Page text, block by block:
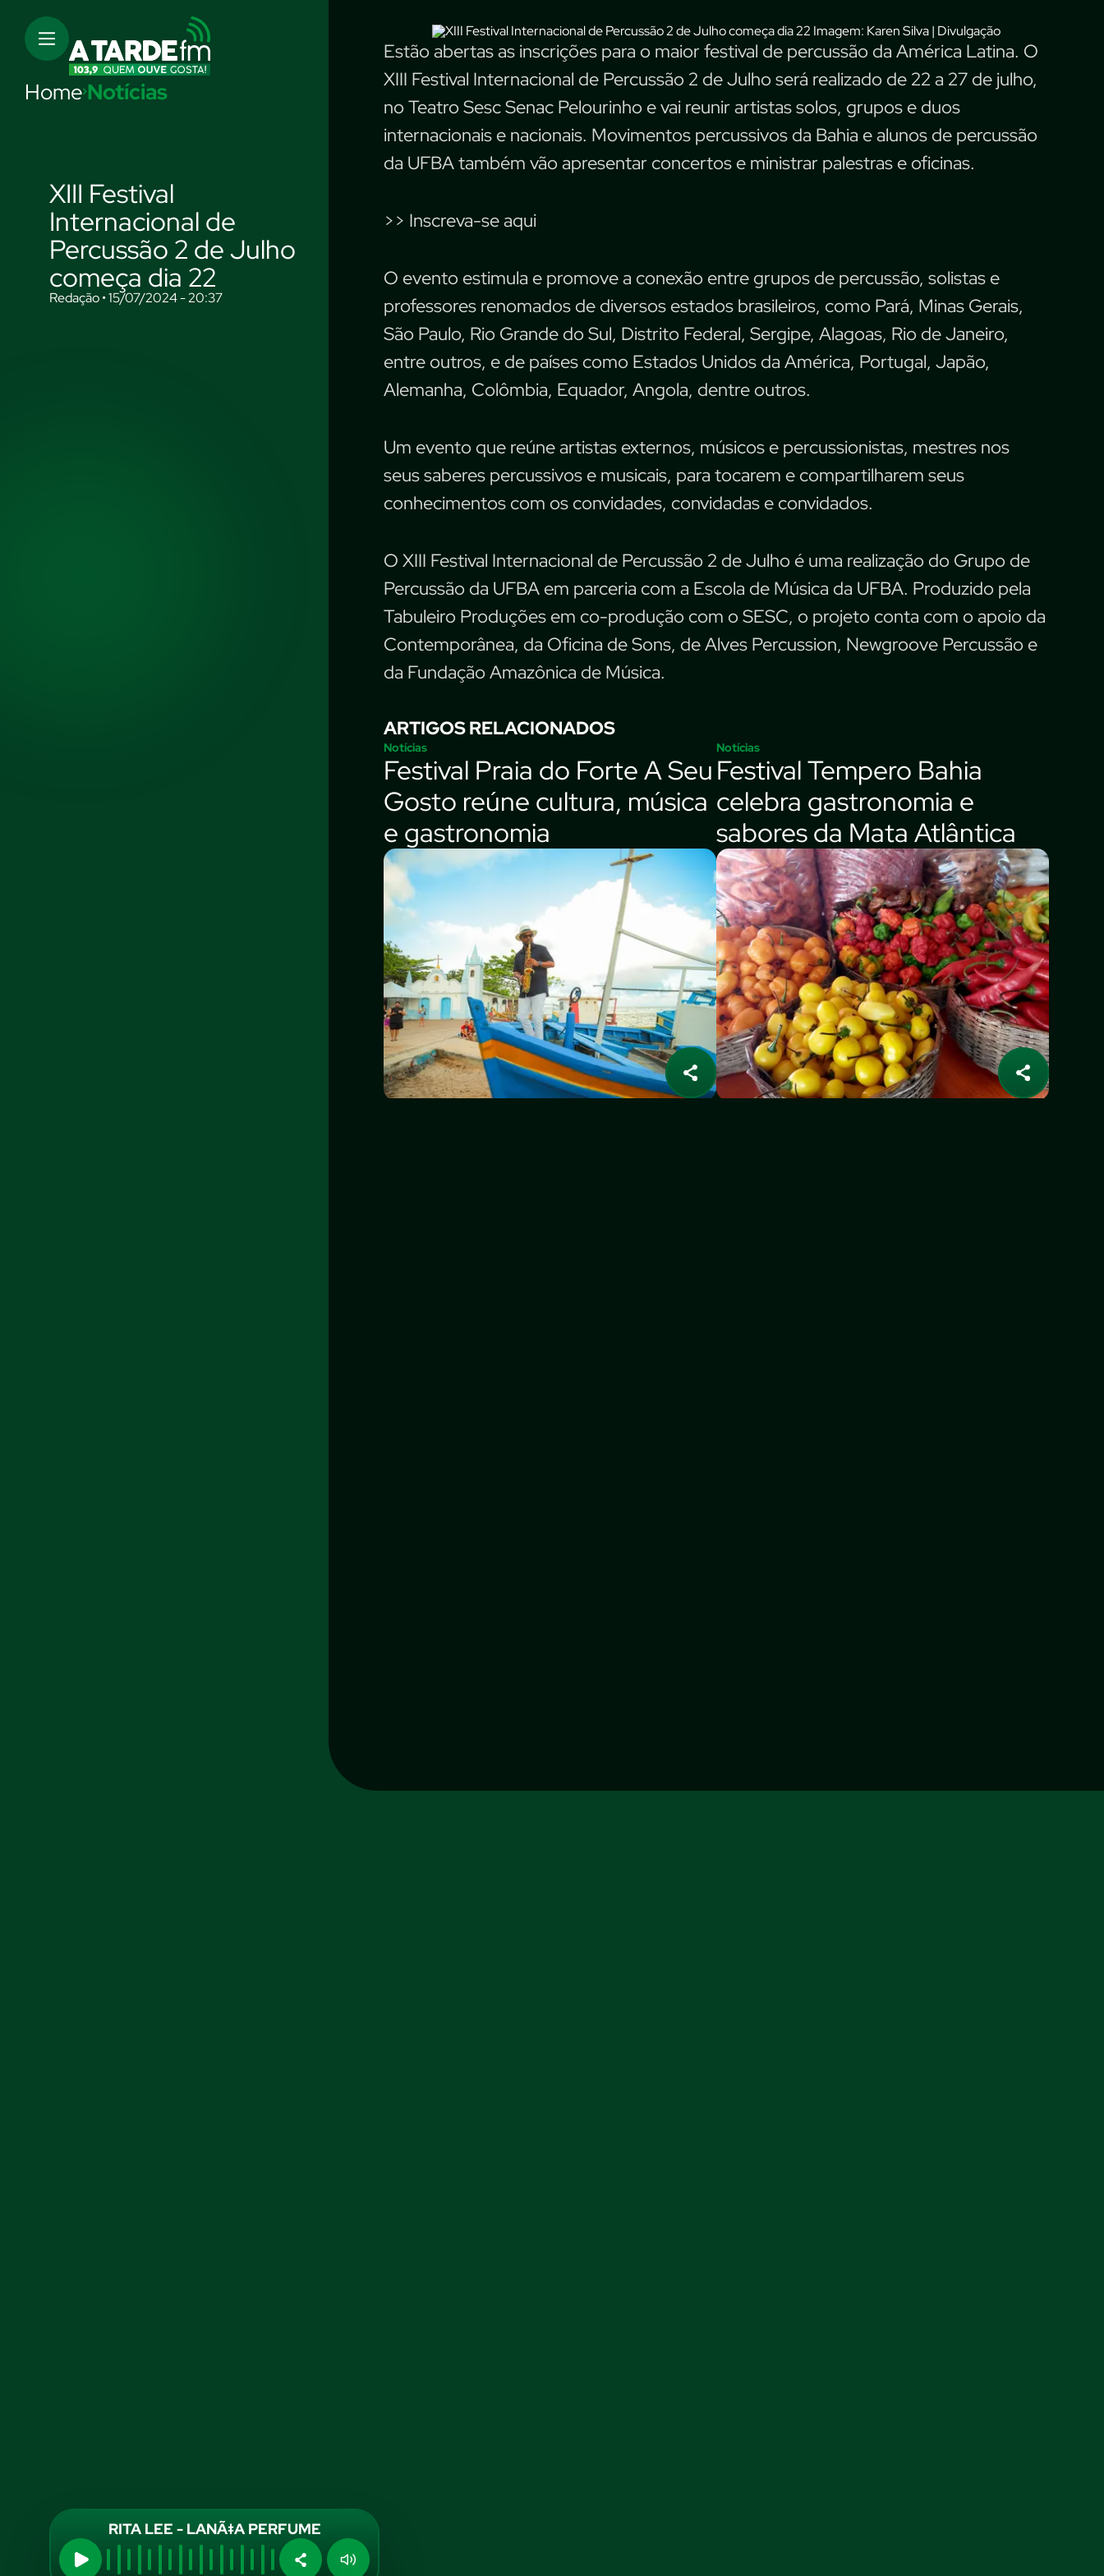
RITA LEE - LANÃ‡A PERFUME
Home Notícias
XIII Festival
Internacional de
Percussão 2 de Julho
começa dia 22
Redação • 15/07/2024 - 20:37
Imagem: Karen Silva | Divulgação
Estão abertas as inscrições para o maior festival de percussão da América Latina. O
XIII Festival Internacional de Percussão 2 de Julho será realizado de 22 a 27 de julho,
no Teatro Sesc Senac Pelourinho e vai reunir artistas solos, grupos e duos
internacionais e nacionais. Movimentos percussivos da Bahia e alunos de percussão
da UFBA também vão apresentar concertos e ministrar palestras e oficinas.
>> Inscreva-se aqui
O evento estimula e promove a conexão entre grupos de percussão, solistas e
professores renomados de diversos estados brasileiros, como Pará, Minas Gerais,
São Paulo, Rio Grande do Sul, Distrito Federal, Sergipe, Alagoas, Rio de Janeiro,
entre outros, e de países como Estados Unidos da América, Portugal, Japão,
Alemanha, Colômbia, Equador, Angola, dentre outros.
Um evento que reúne artistas externos, músicos e percussionistas, mestres nos
seus saberes percussivos e musicais, para tocarem e compartilharem seus
conhecimentos com os convidades, convidadas e convidados.
O XIII Festival Internacional de Percussão 2 de Julho é uma realização do Grupo de
Percussão da UFBA em parceria com a Escola de Música da UFBA. Produzido pela
Tabuleiro Produções em co-produção com o SESC, o projeto conta com o apoio da
Contemporânea, da Oficina de Sons, de Alves Percussion, Newgroove Percussão e
da Fundação Amazônica de Música.
ARTIGOS RELACIONADOS
Notícias
Festival Praia do Forte A Seu
Gosto reúne cultura, música
e gastronomia
Notícias
Festival Tempero Bahia
celebra gastronomia e
sabores da Mata Atlântica